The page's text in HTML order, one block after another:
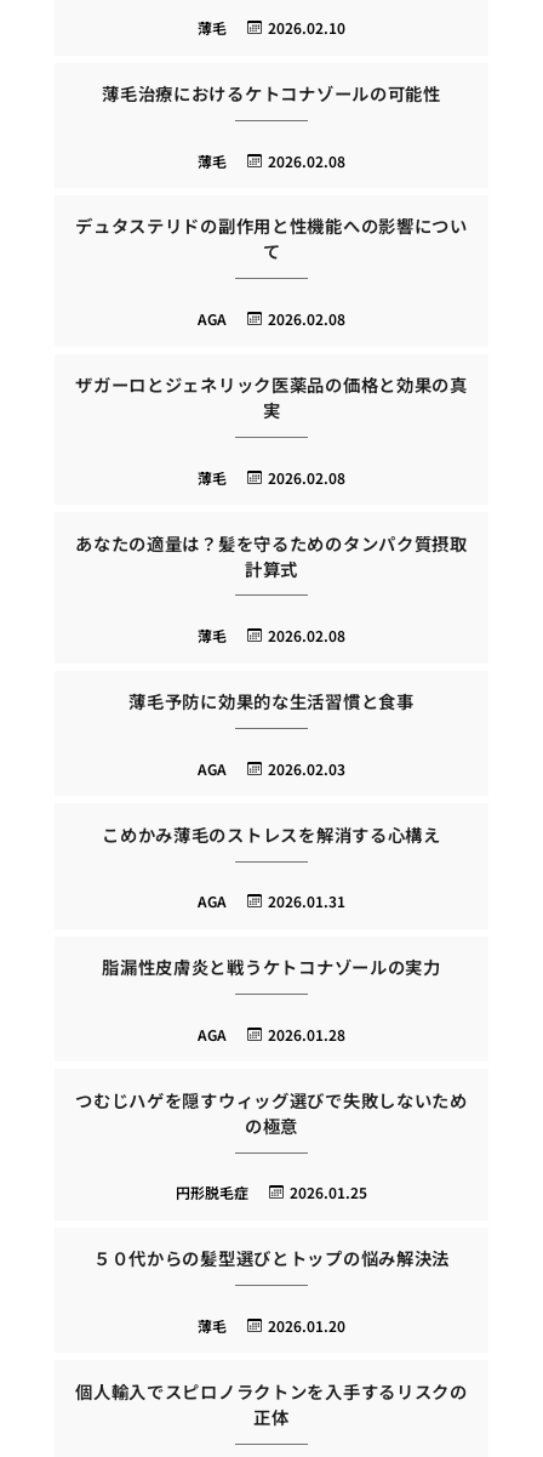
2026.02.10
薄毛
薄毛治療におけるケトコナゾールの可能性
2026.02.08
薄毛
デュタステリドの副作用と性機能への影響につい
て
2026.02.08
AGA
ザガーロとジェネリック医薬品の価格と効果の真
実
2026.02.08
薄毛
あなたの適量は？髪を守るためのタンパク質摂取
計算式
2026.02.08
薄毛
薄毛予防に効果的な生活習慣と食事
2026.02.03
AGA
こめかみ薄毛のストレスを解消する心構え
2026.01.31
AGA
脂漏性皮膚炎と戦うケトコナゾールの実力
2026.01.28
AGA
つむじハゲを隠すウィッグ選びで失敗しないため
の極意
2026.01.25
円形脱毛症
５０代からの髪型選びとトップの悩み解決法
2026.01.20
薄毛
個人輸入でスピロノラクトンを入手するリスクの
正体